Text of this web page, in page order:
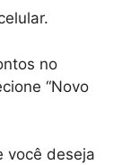
no
“Novo
você deseja